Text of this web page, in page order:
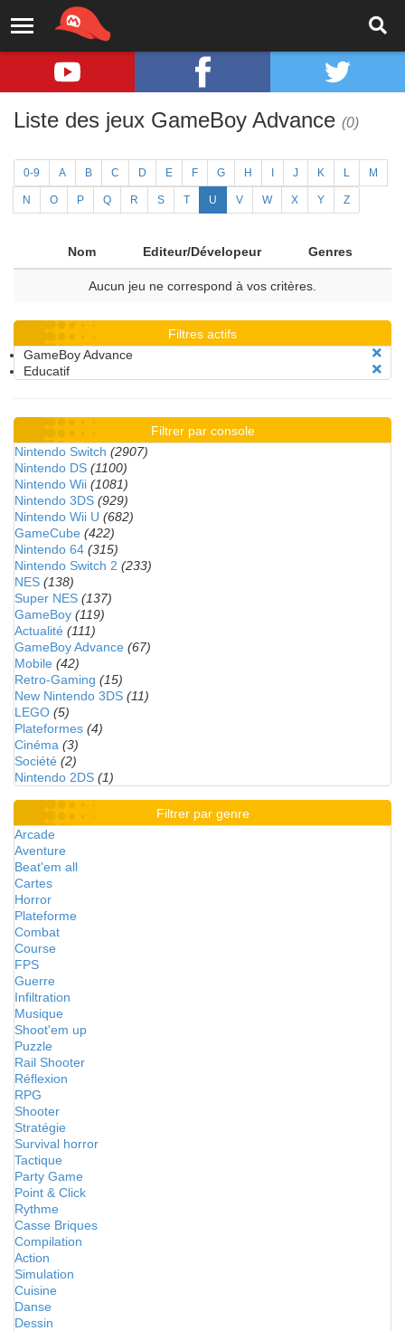
Liste des jeux GameBoy Advance (0)
0-9 A B C D E F G H J K L M
N O P Q R S T U V W X Y Z
Nom Editeur/Dévelopeur Genres
Aucun jeu ne correspond à vos critères.
Filtres actifs
GameBoy Advance
Educatif
Filtrer par console
Nintendo Switch (2907)
Nintendo DS (1100)
Nintendo Wii (1081)
Nintendo 3DS (929)
Nintendo Wii U (682)
GameCube (422)
Nintendo 64 (315)
Nintendo Switch 2 (233)
NES (138)
Super NES (137)
GameBoy (119)
Actualité (111)
GameBoy Advance (67)
Mobile (42)
Retro-Gaming (15)
New Nintendo 3DS (11)
LEGO (5)
Plateformes (4)
Cinéma (3)
Société (2)
Nintendo 2DS (1)
Filtrer par genre
Arcade
Aventure
Beat'em all
Cartes
Horror
Plateforme
Combat
Course
FPS
Guerre
Infiltration
Musique
Shoot'em up
Puzzle
Rail Shooter
Réflexion
RPG
Shooter
Stratégie
Survival horror
Tactique
Party Game
Point & Click
Rythme
Casse Briques
Compilation
Action
Simulation
Cuisine
Danse
Dessin